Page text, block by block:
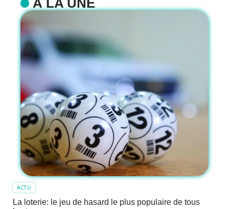
À LA UNE
ACTU
La loterie: le jeu de hasard le plus populaire de tous